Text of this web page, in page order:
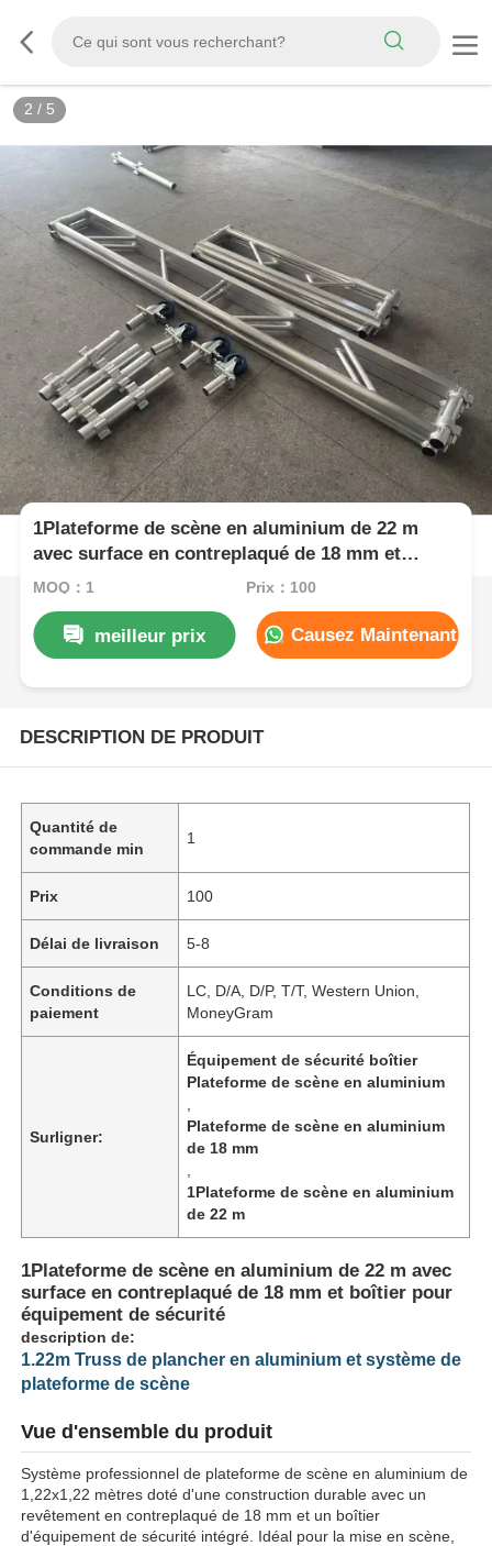
3 / 5
1Plateforme de scène en aluminium de 22 m
avec surface en contreplaqué de 18 mm et
boîtier pour équipement de sécurité
MOQ：1 Prix：100
meilleur prix Causez Maintenant
DESCRIPTION DE PRODUIT
Quantité de
commande min
1
Prix 100
Délai de livraison 5-8
Conditions de
paiement
LC, D/A, D/P, T/T, Western Union,
MoneyGram
Surligner:
Équipement de sécurité boîtier
Plateforme de scène en aluminium
Plateforme de scène en aluminium
de 18 mm
1Plateforme de scène en aluminium
de 22 m
1Plateforme de scène en aluminium de 22 m avec
surface en contreplaqué de 18 mm et boîtier pour
équipement de sécurité
description de:
1.22m Truss de plancher en aluminium et système de
plateforme de scène
Vue d'ensemble du produit
Système professionnel de plateforme de scène en aluminium de
1,22x1,22 mètres doté d'une construction durable avec un
revêtement en contreplaqué de 18 mm et un boîtier
d'équipement de sécurité intégré. Idéal pour la mise en scène,